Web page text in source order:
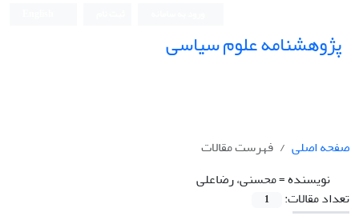
پژوهشنامه علوم سیاسی
صفحه اصلی
فهرست مقالات
نویسنده =محسنی، رضاعلی
تعداد مقالات:
1